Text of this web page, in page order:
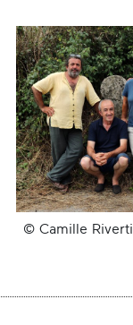
© Camille Riverti